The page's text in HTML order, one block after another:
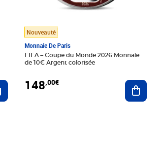
Ajouter au panier
Nouveauté
Monnaie De Paris
FIFA – Coupe du Monde 2026 Monnaie
de 10€ Argent colorisée
148,00€